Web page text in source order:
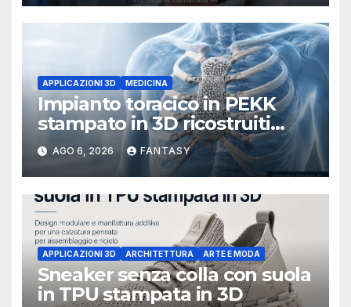
APPLICAZIONI 3D MEDICINA
Impianto toracico in PEKK
stampato in 3D ricostruiti
sterno e costole dopo un
tumore raro
AGO 6, 2026 FANTASY
APPLICAZIONI 3D ARCHITETTURA ARTE E MODA
Sneaker senza colla con suola
in TPU stampata in 3D